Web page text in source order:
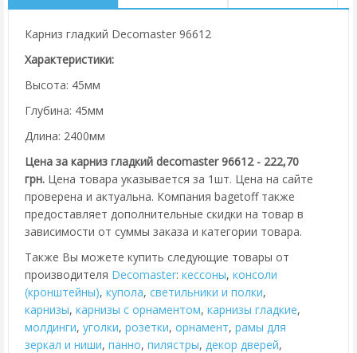
Карниз гладкий Decomaster 96612
Характеристики:
Высота: 45мм
Глубина: 45мм
Длина: 2400мм
Цена за карниз гладкий decomaster 96612 - 222,70
грн. Цена товара указывается за 1шт. Цена на сайте
проверена и актуальна. Компания bagetoff также
предоставляет дополнительные скидки на товар в
зависимости от суммы заказа и категории товара.
Также Вы можете купить следующие товары от
производителя Decomaster: кессоны, консоли
(кронштейны), купола, cветильники и полки,
карнизы, карнизы с орнаментом, карнизы гладкие,
молдинги, уголки, розетки, орнамент, рамы для
зеркал и ниши, панно, пилястры, декор дверей,